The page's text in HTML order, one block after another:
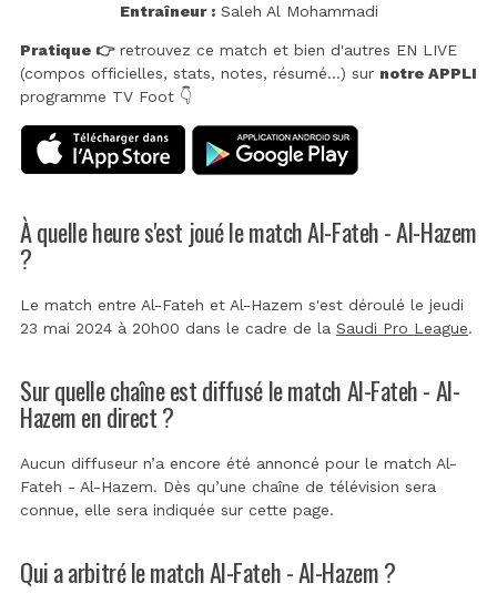
Entraîneur :Saleh Al Mohammadi
Pratique 👉retrouvez ce match et bien d'autres EN LIVE
(compos officielles, stats, notes, résumé...) sur notre APPLI
programme TV Foot 👇
À quelle heure s'est joué le match Al-Fateh - Al-Hazem
?
Le match entre Al-Fateh et Al-Hazem s'est déroulé le jeudi
23 mai 2024 à 20h00 dans le cadre de la Saudi Pro League.
Sur quelle chaîne est diffusé le match Al-Fateh - Al-
Hazem en direct ?
Aucun diffuseur n’a encore été annoncé pour le match Al-
Fateh - Al-Hazem. Dès qu’une chaîne de télévision sera
connue, elle sera indiquée sur cette page.
Qui a arbitré le match Al-Fateh - Al-Hazem ?